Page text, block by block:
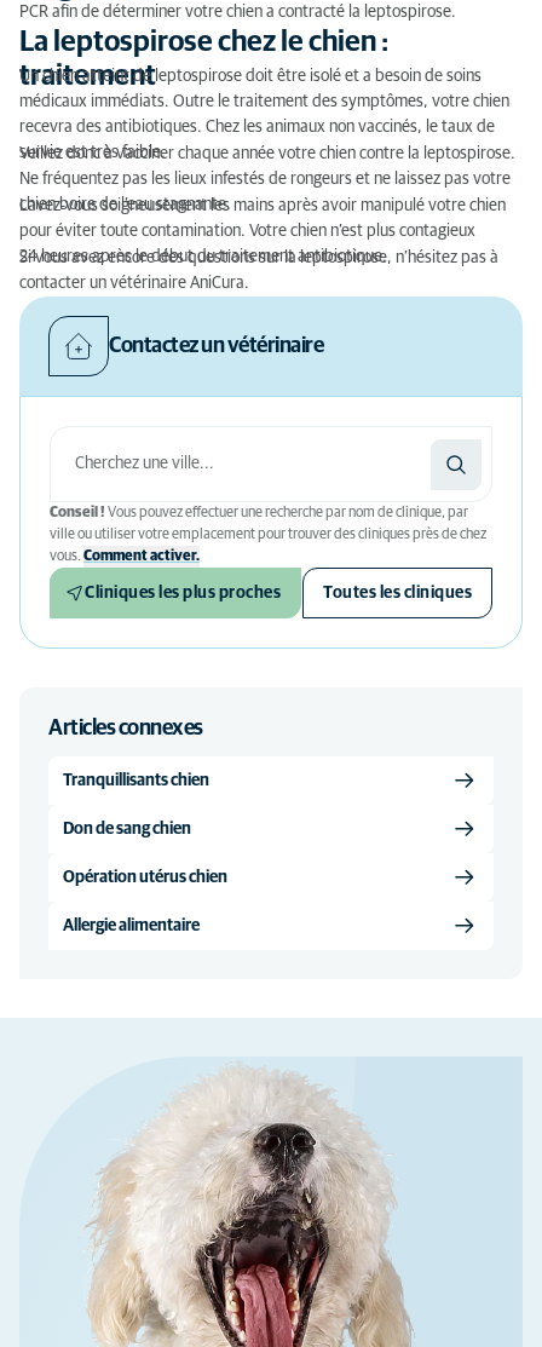
PCR afin de déterminer votre chien a contracté la leptospirose.
La leptospirose chez le chien :
traitement
Un chien atteint de leptospirose doit être isolé et a besoin de soins
médicaux immédiats. Outre le traitement des symptômes, votre chien
recevra des antibiotiques. Chez les animaux non vaccinés, le taux de
survie est très faible.
Veillez donc à vacciner chaque année votre chien contre la leptospirose.
Ne fréquentez pas les lieux infestés de rongeurs et ne laissez pas votre
chien boire de l’eau stagnante.
Lavez-vous soigneusement les mains après avoir manipulé votre chien
pour éviter toute contamination. Votre chien n’est plus contagieux
24 heures après le début du traitement antibiotique.
Si vous avez encore des questions sur la leptospirose, n’hésitez pas à
contacter un vétérinaire AniCura.
Contactez un vétérinaire
Conseil ! Vous pouvez effectuer une recherche par nom de clinique, par
ville ou utiliser votre emplacement pour trouver des cliniques près de chez
vous. Comment activer.
Cliniques les plus proches Toutes les cliniques
Articles connexes
Tranquillisants chien
Don de sang chien
Opération utérus chien
Allergie alimentaire